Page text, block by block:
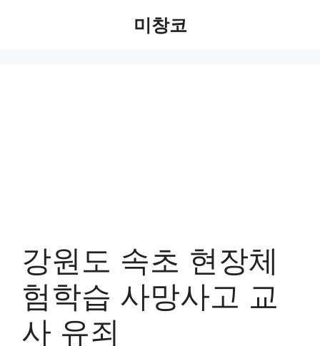
미창코
강원도 속초 현장체
험학습 사망사고 교
사 유죄